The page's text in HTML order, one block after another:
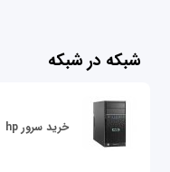
شبکه در شبکه
خرید سرور hp